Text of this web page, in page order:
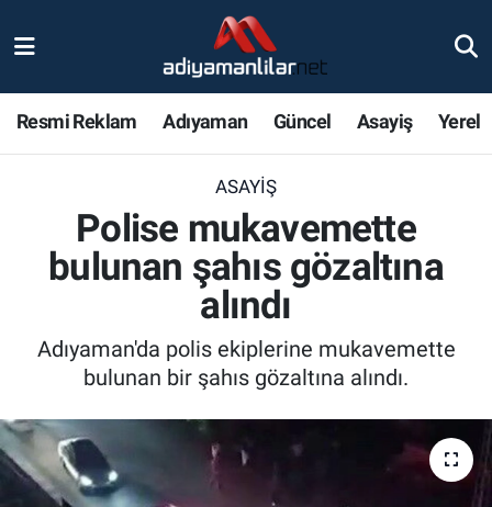
Resmi Reklam Adıyaman Güncel Asayiş Yerel
ASAYIŞ
Polise mukavemette
bulunan şahıs gözaltına
alındı
Adıyaman'da polis ekiplerine mukavemette
bulunan bir şahıs gözaltına alındı.
Magazin
Gündem
Asayiş
Sağlık
Nöbetçi Eczaneler
Adiyaman Namaz Vakitleri
Trafik Durumu
Süper Lig Puan Durumu ve Fikstür
Tüm Manşetler
Son Dakika Haberleri
Haber Arşivi